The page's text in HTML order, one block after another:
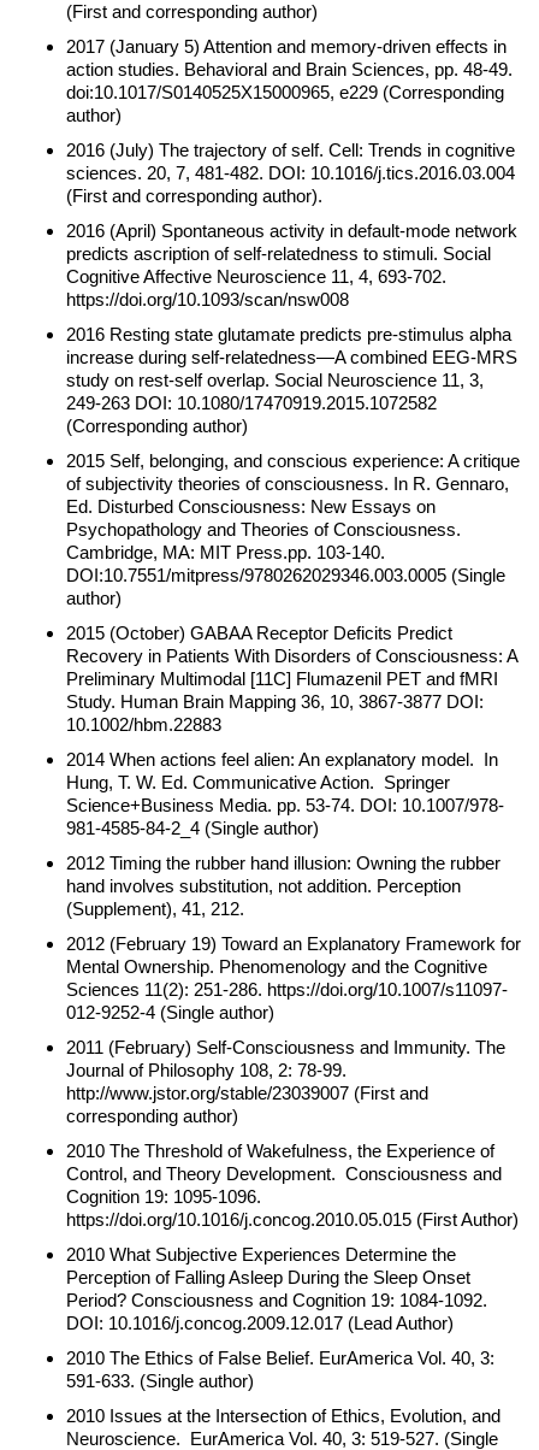
(First and corresponding author)
2017 (January 5) Attention and memory-driven effects in
action studies. Behavioral and Brain Sciences, pp. 48-49.
doi:10.1017/S0140525X15000965, e229 (Corresponding
author)
2016 (July) The trajectory of self. Cell: Trends in cognitive
sciences. 20, 7, 481-482. DOI: 10.1016/j.tics.2016.03.004
(First and corresponding author).
2016 (April) Spontaneous activity in default-mode network
predicts ascription of self-relatedness to stimuli. Social
Cognitive Affective Neuroscience 11, 4, 693-702.
https://doi.org/10.1093/scan/nsw008
2016 Resting state glutamate predicts pre-stimulus alpha
increase during self-relatedness—A combined EEG-MRS
study on rest-self overlap. Social Neuroscience 11, 3,
249-263 DOI: 10.1080/17470919.2015.1072582
(Corresponding author)
2015 Self, belonging, and conscious experience: A critique
of subjectivity theories of consciousness. In R. Gennaro,
Ed. Disturbed Consciousness: New Essays on
Psychopathology and Theories of Consciousness.
Cambridge, MA: MIT Press.pp. 103-140.
DOI:10.7551/mitpress/9780262029346.003.0005 (Single
author)
2015 (October) GABAA Receptor Deficits Predict
Recovery in Patients With Disorders of Consciousness: A
Preliminary Multimodal [11C] Flumazenil PET and fMRI
Study. Human Brain Mapping 36, 10, 3867-3877 DOI:
10.1002/hbm.22883
2014 When actions feel alien: An explanatory model. In
Hung, T. W. Ed. Communicative Action. Springer
Science+Business Media. pp. 53-74. DOI: 10.1007/978-
981-4585-84-2_4 (Single author)
2012 Timing the rubber hand illusion: Owning the rubber
hand involves substitution, not addition. Perception
(Supplement), 41, 212.
2012 (February 19) Toward an Explanatory Framework for
Mental Ownership. Phenomenology and the Cognitive
Sciences 11(2): 251-286. https://doi.org/10.1007/s11097-
012-9252-4 (Single author)
2011 (February) Self-Consciousness and Immunity. The
Journal of Philosophy 108, 2: 78-99.
http://www.jstor.org/stable/23039007 (First and
corresponding author)
2010 The Threshold of Wakefulness, the Experience of
Control, and Theory Development. Consciousness and
Cognition 19: 1095-1096.
https://doi.org/10.1016/j.concog.2010.05.015 (First Author)
2010 What Subjective Experiences Determine the
Perception of Falling Asleep During the Sleep Onset
Period? Consciousness and Cognition 19: 1084-1092.
DOI: 10.1016/j.concog.2009.12.017 (Lead Author)
2010 The Ethics of False Belief. EurAmerica Vol. 40, 3:
591-633. (Single author)
2010 Issues at the Intersection of Ethics, Evolution, and
Neuroscience. EurAmerica Vol. 40, 3: 519-527. (Single